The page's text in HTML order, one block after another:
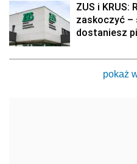
ZUS i KRUS:
zaskoczyć –
dostaniesz
pokaż